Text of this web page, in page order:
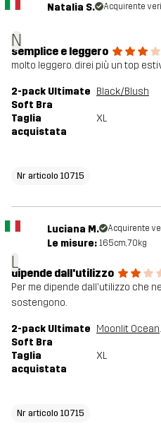
N
Natalia S. Acquirente
semplice e leggero
molto leggero. direi più un top
2-pack Ultimate
Soft Bra
Black/Blush
Taglia
acquistata
XL
Nr articolo 10715
L
Luciana M. Acquirente
Le misure: 165cm, 70kg
dipende dall'utilizzo
Per me dipende dall'utilizzo che
sostengono.
2-pack Ultimate
Soft Bra
Taglia
acquistata
XL
Nr articolo 10715